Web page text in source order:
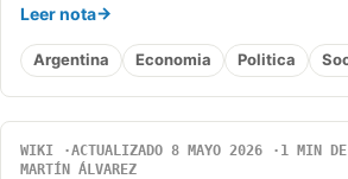
Leer nota
Argentina Economia Politica
WIKI ACTUALIZADO 8 MAYO 2026
1 MIN DE
MARTÍN ÁLVAREZ